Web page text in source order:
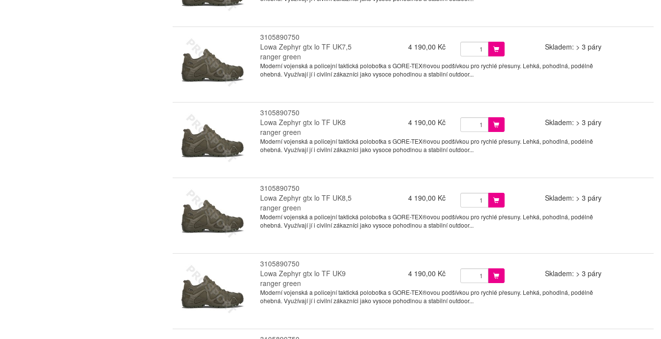
3105890750
Lowa Zephyr gtx lo TF UK7,5
ranger green
4 190,00 Kč Skladem: > 3 páry
Moderní vojenská a policejní taktická polobotka s GORE-TEX®ovou podšívkou pro rychlé přesuny. Lehká, pohodlná, podélně
ohebná. Využívají jí i civilní zákazníci jako vysoce pohodlnou a stabilní outdoor...
3105890750
Lowa Zephyr gtx lo TF UK8
ranger green
4 190,00 Kč Skladem: > 3 páry
Moderní vojenská a policejní taktická polobotka s GORE-TEX®ovou podšívkou pro rychlé přesuny. Lehká, pohodlná, podélně
ohebná. Využívají jí i civilní zákazníci jako vysoce pohodlnou a stabilní outdoor...
3105890750
Lowa Zephyr gtx lo TF UK8,5
ranger green
4 190,00 Kč Skladem: > 3 páry
Moderní vojenská a policejní taktická polobotka s GORE-TEX®ovou podšívkou pro rychlé přesuny. Lehká, pohodlná, podélně
ohebná. Využívají jí i civilní zákazníci jako vysoce pohodlnou a stabilní outdoor...
3105890750
Lowa Zephyr gtx lo TF UK9
ranger green
4 190,00 Kč Skladem: > 3 páry
Moderní vojenská a policejní taktická polobotka s GORE-TEX®ovou podšívkou pro rychlé přesuny. Lehká, pohodlná, podélně
ohebná. Využívají jí i civilní zákazníci jako vysoce pohodlnou a stabilní outdoor...